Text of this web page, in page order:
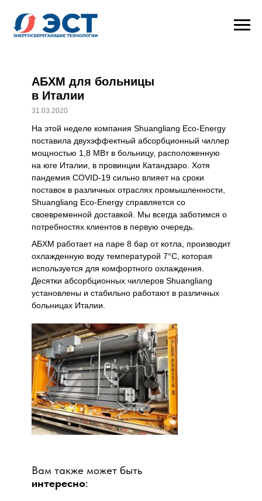
АБХМ для больницы
в Италии
На этой неделе компания Shuangliang Eco-Energy
поставила двухэффектный абсорбционный чиллер
мощностью 1,8 МВт в больницу, расположенную
на юге Италии, в провинции Катандзаро. Хотя
пандемия COVID-19 сильно влияет на сроки
поставок в различных отраслях промышленности,
Shuangliang Eco-Energy справляется со
своевременной доставкой. Мы всегда заботимся о
потребностях клиентов в первую очередь.
АБХМ работает на паре 8 бар от котла, производит
охлажденную воду температурой 7°C, которая
используется для комфортного охлаждения.
Десятки абсорбционных чиллеров Shuangliang
установлены и стабильно работают в различных
больницах Италии.
31.03.2020
Вам также может быть
интересно: